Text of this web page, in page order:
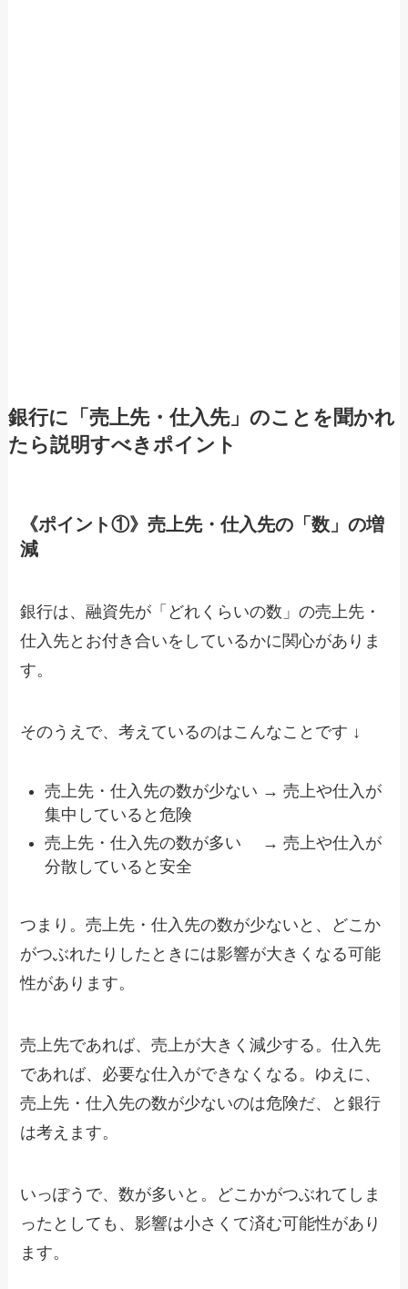
銀行に「売上先・仕入先」のことを聞かれ
たら説明すべきポイント
《ポイント①》売上先・仕入先の「数」の増
減
銀行は、融資先が「どれくらいの数」の売上先・
仕入先とお付き合いをしているかに関心がありま
す。
そのうえで、考えているのはこんなことです ↓
売上先・仕入先の数が少ない → 売上や仕入が
集中していると危険
売上先・仕入先の数が多い → 売上や仕入が
分散していると安全
つまり。売上先・仕入先の数が少ないと、どこか
がつぶれたりしたときには影響が大きくなる可能
性があります。
売上先であれば、売上が大きく減少する。仕入先
であれば、必要な仕入ができなくなる。ゆえに、
売上先・仕入先の数が少ないのは危険だ、と銀行
は考えます。
いっぽうで、数が多いと。どこかがつぶれてしま
ったとしても、影響は小さくて済む可能性があり
ます。